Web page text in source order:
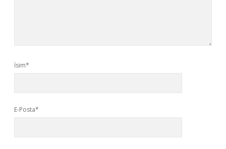
İsim*
E-Posta*